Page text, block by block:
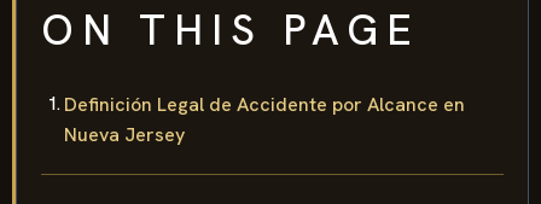
ON THIS PAGE
Definición Legal de Accidente por Alcance en
Nueva Jersey